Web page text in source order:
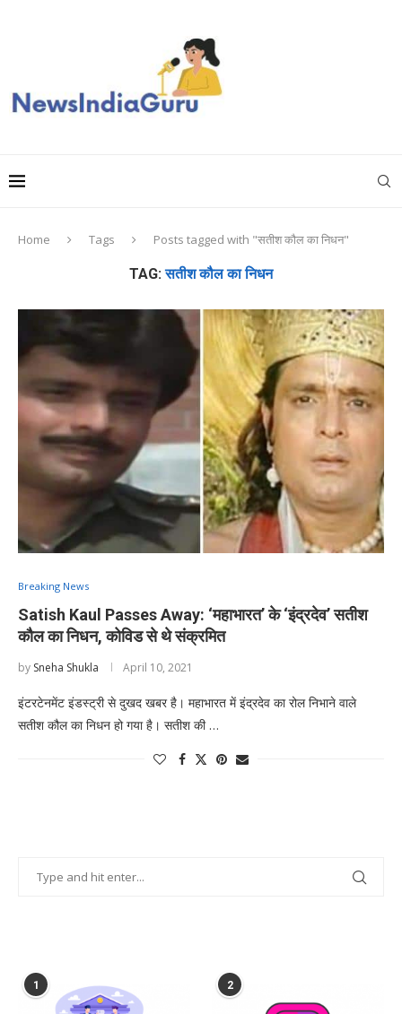
Home Tags Posts tagged with "सतीश कौल का निधन"
TAG:सतीश कौल का निधन
Breaking News
Satish Kaul Passes Away: ‘महाभारत’ के ‘इंद्रदेव’ सतीश
कौल का निधन, कोविड से थे संक्रमित
by Sneha Shukla April 10, 2021
इंटरटेनमेंट इंडस्ट्री से दुखद खबर है। महाभारत में इंद्रदेव का रोल निभाने वाले
सतीश कौल का निधन हो गया है। सतीश की …
1 2